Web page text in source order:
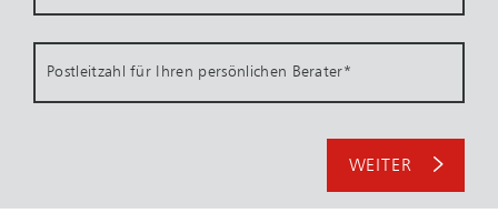
Postleitzahl für Ihren persönlichen Berater*
WEITER